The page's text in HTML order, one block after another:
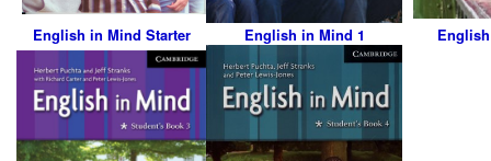
English in Mind Starter English in Mind 1